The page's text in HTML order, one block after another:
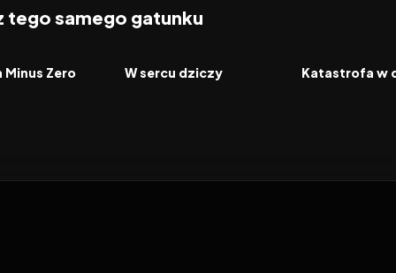
tego samego gatunku
Minus Zero FILM
W sercu dziczy FILM
Katastrofa w